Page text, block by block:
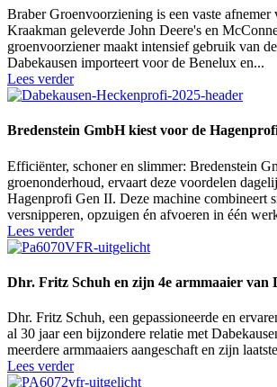
Braber Groenvoorziening is een vaste afnemer
Kraakman geleverde John Deere's en
groenvoorziener maakt intensief gebruik van
Dabekausen importeert voor de Benelux en...
Lees verder
Bredenstein GmbH kiest voor de
Efficiënter, schoner en slimmer: Bredenstein
groenonderhoud, ervaart deze voordelen
Hagenprofi Gen II. Deze machine combineert
versnipperen, opzuigen én afvoeren in één
Lees verder
Dhr. Fritz Schuh en zijn 4e armmaaier van
Dhr. Fritz Schuh, een gepassioneerde en
al 30 jaar een bijzondere relatie met
meerdere armmaaiers aangeschaft en zijn
Lees verder